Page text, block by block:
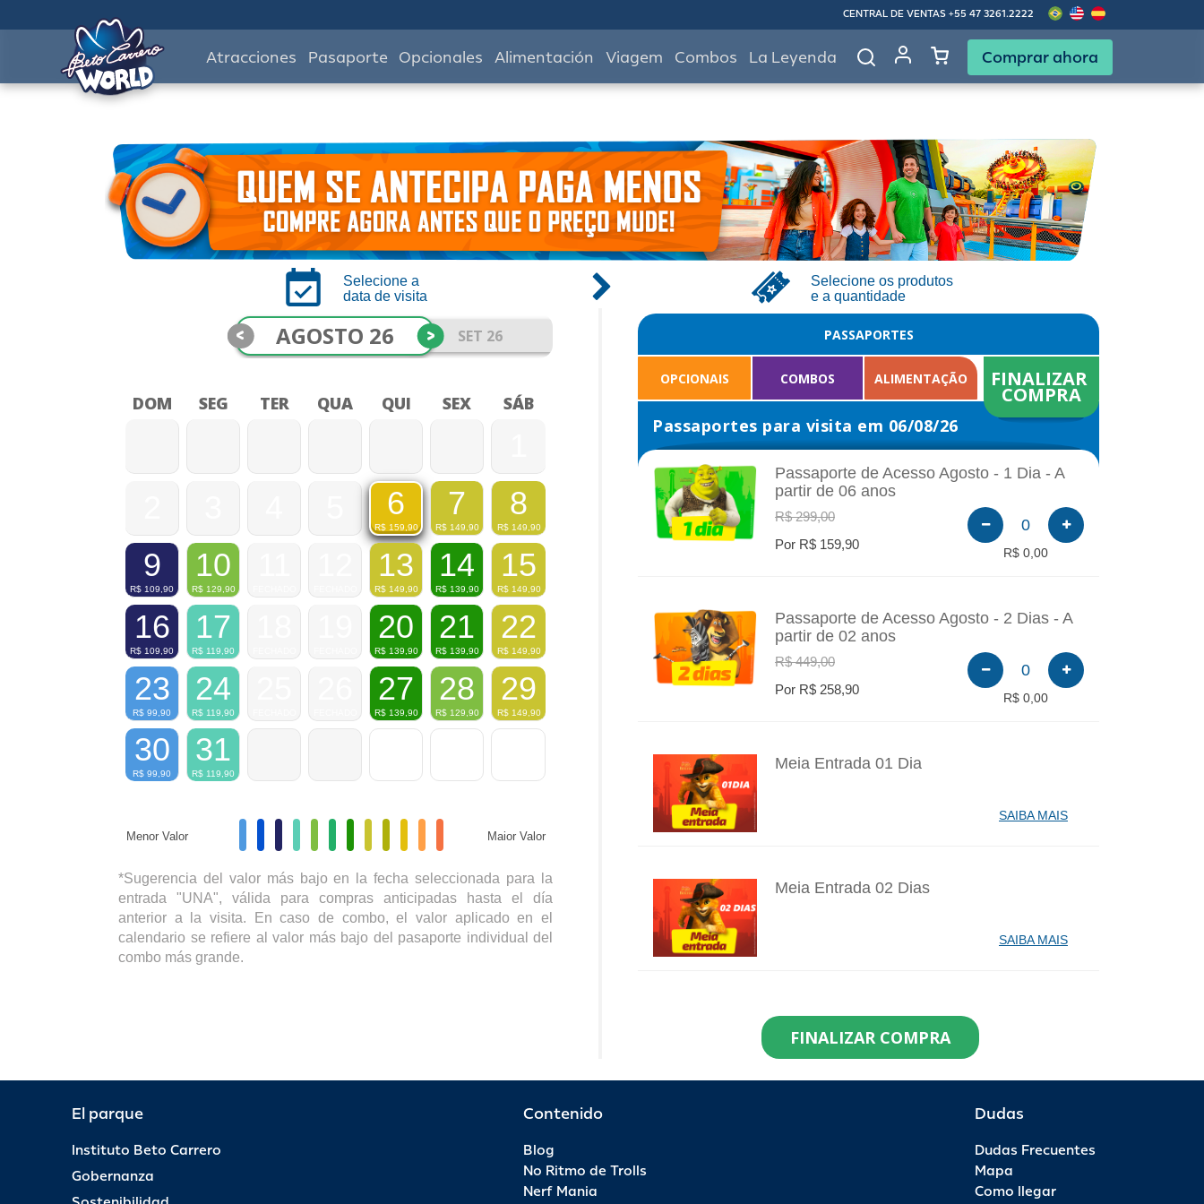
CENTRAL DE VENTAS +55 47 3261.2222
Atracciones Pasaporte Opcionales Alimentación Viagem Combos La Leyenda Comprar ahora
Selecione a
data de visita
Selecione os produtos
e a quantidade
AGOSTO 26 SET 26
< >
DOM SEG TER QUA QUI SEX SÁB
6
R$ 159,90
7
R$ 149,90
8
R$ 149,90
9
R$ 109,90
10
R$ 129,90
13
R$ 149,90
14
R$ 139,90
15
R$ 149,90
16
R$ 109,90
17
R$ 119,90
20
R$ 139,90
21
R$ 139,90
22
R$ 149,90
23
R$ 99,90
24
R$ 119,90
27
R$ 139,90
28
R$ 129,90
29
R$ 149,90
30
R$ 99,90
31
R$ 119,90
Menor Valor Maior Valor
*Sugerencia del valor más bajo en la fecha seleccionada para la
entrada "UNA", válida para compras anticipadas hasta el día
anterior a la visita. En caso de combo, el valor aplicado en el
calendario se refiere al valor más bajo del pasaporte individual del
combo más grande.
PASSAPORTES
OPCIONAIS COMBOS ALIMENTAÇÃO FINALIZAR
COMPRA
Passaportes para visita em 06/08/26
INFO
Passaporte de Acesso Agosto - 1 Dia - A
partir de 06 anos
R$ 299,00
Por R$ 159,90
0
R$ 0,00
INFO
Passaporte de Acesso Agosto - 2 Dias - A
partir de 02 anos
R$ 449,00
Por R$ 258,90
0
R$ 0,00
INFO
Meia Entrada 01 Dia
SAIBA MAIS
INFO
Meia Entrada 02 Dias
SAIBA MAIS
Residentes de Santa Catarina Agosto - 1
Dia
R$ 299,90
Por R$ 119,90
Passaporte Anual - 1 Ano - Anual Ouro
FINALIZAR COMPRA
El parque
Instituto Beto Carrero
Gobernanza
Contenido
Blog
No Ritmo de Trolls
Nerf Mania
Dudas
Dudas Frecuentes
Mapa
Como llegar